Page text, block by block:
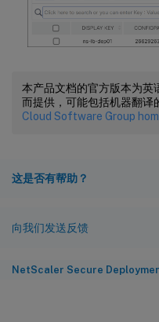
本产品文档的官方版本为英
而提供，可能包括机器翻译
Cloud Software Group
这是否有帮助？
向我们发送反馈
NetScaler Secure